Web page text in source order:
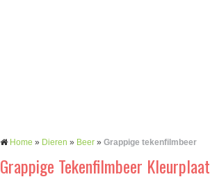
Home » Dieren » Beer » Grappige tekenfilmbeer
Grappige Tekenfilmbeer Kleurplaat